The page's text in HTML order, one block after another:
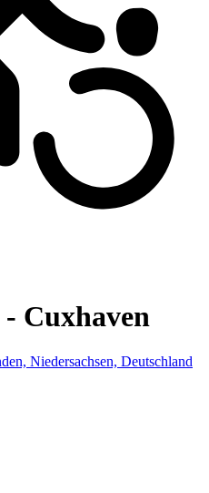
Cuxhaven
Niedersachsen, Deutschland